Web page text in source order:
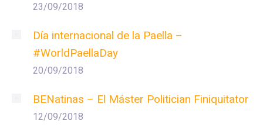
23/09/2018
Día internacional de la Paella –
#WorldPaellaDay
20/09/2018
BENatinas – El Máster Politician Finiquitator
12/09/2018